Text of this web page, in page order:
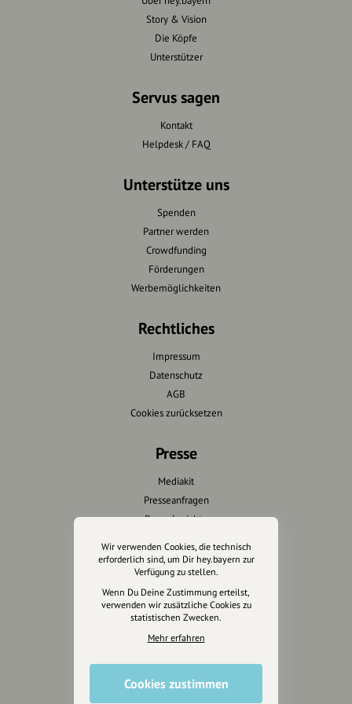
Story & Vision
Die Köpfe
Unterstützer
Servus sagen
Kontakt
Helpdesk / FAQ
Unterstütze uns
Spenden
Partner werden
Crowdfunding
Förderungen
Werbemöglichkeiten
Rechtliches
Impressum
Datenschutz
AGB
Cookies zurücksetzen
Presse
Mediakit
Presseanfragen
Presseberichte
Wir unterstützen Euch
Fotografie & mehr
Marketing
Design & Branding
Anakin Design
Wir verwenden Cookies, die technisch
erforderlich sind, um Dir hey.bayern zur
Verfügung zu stellen.
Wenn Du Deine Zustimmung erteilst,
verwenden wir zusätzliche Cookies zu
statistischen Zwecken.
Mehr erfahren
Cookies zustimmen